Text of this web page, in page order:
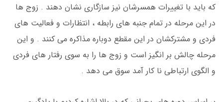
که باید با تغییرات همسرشان نیز سازگاری نشان دهند . زوج ها
در این مرحله در تمام جنبه های رابطه ، انتظارات و فعالیت های
فردی و مشترکشان در این مقطع دوباره مذاکره می کنند . و این
مرحله چالش بر انگیز است و زوج ها را به سوی رفتار های فردی
و الگوی ارتباطی نا کار آمد سوق می دهد .